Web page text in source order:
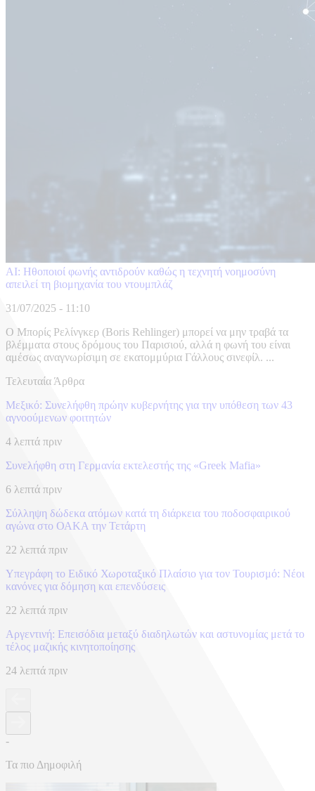
AI: Ηθοποιοί φωνής αντιδρούν καθώς η τεχνητή νοημοσύνη
απειλεί τη βιομηχανία του ντουμπλάζ
31/07/2025 - 11:10
Ο Μπορίς Ρελίνγκερ (Boris Rehlinger) μπορεί να μην τραβά τα
βλέμματα στους δρόμους του Παρισιού, αλλά η φωνή του είναι
αμέσως αναγνωρίσιμη σε εκατομμύρια Γάλλους σινεφίλ. ...
Τελευταία Άρθρα
Μεξικό: Συνελήφθη πρώην κυβερνήτης για την υπόθεση των 43
αγνοούμενων φοιτητών
4 λεπτά πριν
Συνελήφθη στη Γερμανία εκτελεστής της «Greek Mafia»
6 λεπτά πριν
Σύλληψη δώδεκα ατόμων κατά τη διάρκεια του ποδοσφαιρικού
αγώνα στο ΟΑΚΑ την Τετάρτη
22 λεπτά πριν
Υπεγράφη το Ειδικό Χωροταξικό Πλαίσιο για τον Τουρισμό: Νέοι
κανόνες για δόμηση και επενδύσεις
22 λεπτά πριν
Αργεντινή: Επεισόδια μεταξύ διαδηλωτών και αστυνομίας μετά το
τέλος μαζικής κινητοποίησης
24 λεπτά πριν
-
Τα πιο Δημοφιλή